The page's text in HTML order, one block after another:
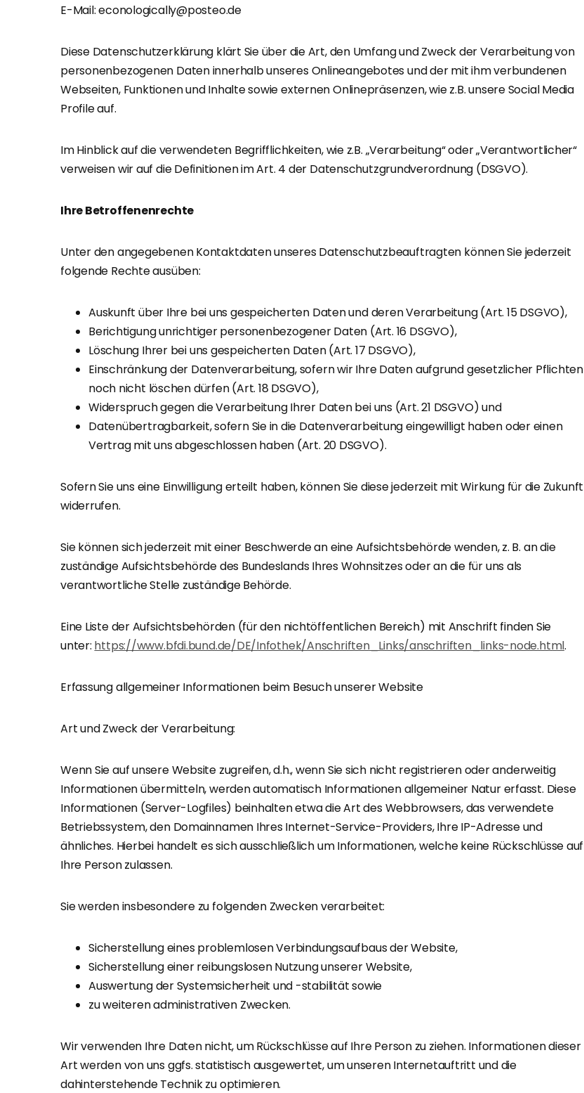
E-Mail: econologically@posteo.de
Diese Datenschutzerklärung klärt Sie über die Art, den Umfang und Zweck der Verarbeitung von
personenbezogenen Daten innerhalb unseres Onlineangebotes und der mit ihm verbundenen
Webseiten, Funktionen und Inhalte sowie externen Onlinepräsenzen, wie z.B. unsere Social Media
Profile auf.
Im Hinblick auf die verwendeten Begrifflichkeiten, wie z.B. „Verarbeitung“ oder „Verantwortlicher“
verweisen wir auf die Definitionen im Art. 4 der Datenschutzgrundverordnung (DSGVO).
Ihre Betroffenenrechte
Unter den angegebenen Kontaktdaten unseres Datenschutzbeauftragten können Sie jederzeit
folgende Rechte ausüben:
Auskunft über Ihre bei uns gespeicherten Daten und deren Verarbeitung (Art. 15 DSGVO),
Berichtigung unrichtiger personenbezogener Daten (Art. 16 DSGVO),
Löschung Ihrer bei uns gespeicherten Daten (Art. 17 DSGVO),
Einschränkung der Datenverarbeitung, sofern wir Ihre Daten aufgrund gesetzlicher Pflichten
noch nicht löschen dürfen (Art. 18 DSGVO),
Widerspruch gegen die Verarbeitung Ihrer Daten bei uns (Art. 21 DSGVO) und
Datenübertragbarkeit, sofern Sie in die Datenverarbeitung eingewilligt haben oder einen
Vertrag mit uns abgeschlossen haben (Art. 20 DSGVO).
Sofern Sie uns eine Einwilligung erteilt haben, können Sie diese jederzeit mit Wirkung für die Zukunft
widerrufen.
Sie können sich jederzeit mit einer Beschwerde an eine Aufsichtsbehörde wenden, z. B. an die
zuständige Aufsichtsbehörde des Bundeslands Ihres Wohnsitzes oder an die für uns als
verantwortliche Stelle zuständige Behörde.
Eine Liste der Aufsichtsbehörden (für den nichtöffentlichen Bereich) mit Anschrift finden Sie
unter: https://www.bfdi.bund.de/DE/Infothek/Anschriften_Links/anschriften_links-node.html.
Erfassung allgemeiner Informationen beim Besuch unserer Website
Art und Zweck der Verarbeitung:
Wenn Sie auf unsere Website zugreifen, d.h., wenn Sie sich nicht registrieren oder anderweitig
Informationen übermitteln, werden automatisch Informationen allgemeiner Natur erfasst. Diese
Informationen (Server-Logfiles) beinhalten etwa die Art des Webbrowsers, das verwendete
Betriebssystem, den Domainnamen Ihres Internet-Service-Providers, Ihre IP-Adresse und
ähnliches. Hierbei handelt es sich ausschließlich um Informationen, welche keine Rückschlüsse auf
Ihre Person zulassen.
Sie werden insbesondere zu folgenden Zwecken verarbeitet:
Sicherstellung eines problemlosen Verbindungsaufbaus der Website,
Sicherstellung einer reibungslosen Nutzung unserer Website,
Auswertung der Systemsicherheit und -stabilität sowie
zu weiteren administrativen Zwecken.
Wir verwenden Ihre Daten nicht, um Rückschlüsse auf Ihre Person zu ziehen. Informationen dieser
Art werden von uns ggfs. statistisch ausgewertet, um unseren Internetauftritt und die
dahinterstehende Technik zu optimieren.